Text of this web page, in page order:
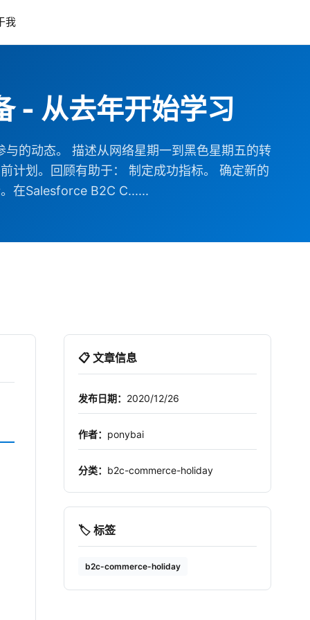
我
- 从去年开始学习
的动态。 描述从网络星期一到黑色星期五的转
计划。回顾有助于： 制定成功指标。 确定新的
在Salesforce B2C C......
📋 文章信息
发布日期： 2020/12/26
作者： ponybai
分类： b2c-commerce-holiday
🏷️ 标签
b2c-commerce-holiday